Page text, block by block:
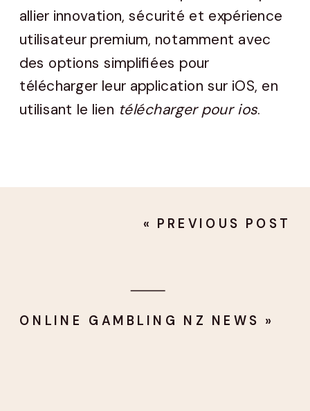
allier innovation, sécurité et expérience
utilisateur premium, notamment avec
des options simplifiées pour
télécharger leur application sur iOS, en
utilisant le lien télécharger pour ios.
ONLINE GAMBLING NZ NEWS »
« PREVIOUS POST